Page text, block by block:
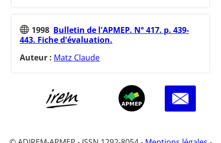
1998 Bulletin de l'APMEP. N° 417. p. 439-
443. Fiche d'évaluation.
Auteur : Matz Claude